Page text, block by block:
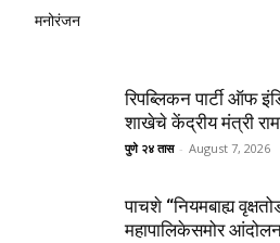
मनोरंजन
रिपब्लिकन पार्टी ऑफ
शाखेचे केंद्रीय मंत्री
पुणे २४ तास - August 7, 2026
पाचशे “नियमबाह्य
महापालिकेसमोर